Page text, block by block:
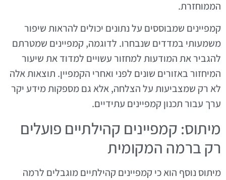
הממוחזרת.
קמפיינים שמבוססים על נתונים יכולים להראות שיפור
משמעותי במדדים שנבחרו. לדוגמה, קמפיינים שמטרתם
להגביר את המודעות למחזור עשויים למדוד את שיעור
המיחזור באזורים שונים לפני ואחרי הקמפיין. תוצאות אלה
לא רק שמצביעות על הצלחה, אלא גם מספקות מידע יקר
ערך עבור תכנון קמפיינים עתידיים.
מיתוס: קמפיינים קהילתיים פועלים
רק ברמה המקומית
מיתוס נוסף הוא כי קמפיינים קהילתיים מוגבלים לרמה